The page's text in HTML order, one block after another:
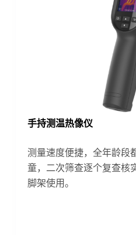
手持测温热像仪
测量速度便捷，全年龄段
童，二次筛查逐个复查核
脚架使用。